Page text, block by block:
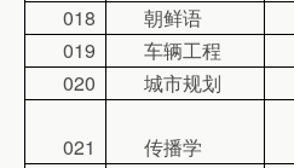
018
朝鲜语
019
车辆工程
020
城市规划
021 传播学